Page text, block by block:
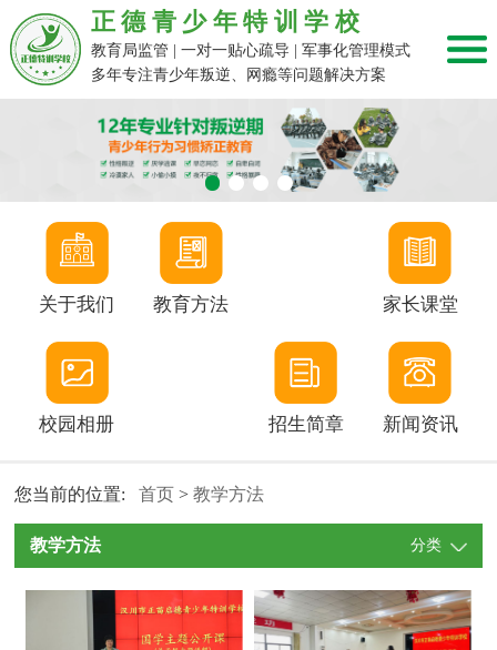
正德青少年特训学校
教育局监管 | 一对一贴心疏导 | 军事化管理模式
多年专注青少年叛逆、网瘾等问题解决方案
关于我们 教育方法 家长课堂
校园相册 招生简章 新闻资讯
您当前的位置:首页 >教学方法
教学方法 分类